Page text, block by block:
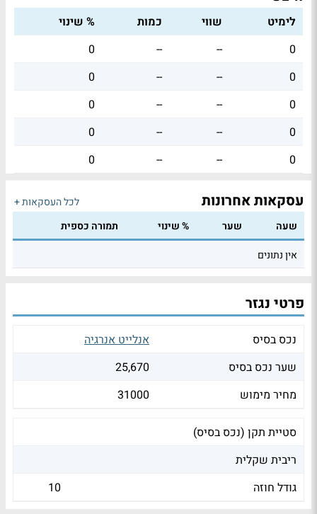
לימיט שווי כמות
% שינוי
0
--
--
0
0
--
--
0
0
--
--
0
0
--
--
0
0
--
--
0
עסקאות אחרונות
לכל העסקאות +
שעה
שער % שינוי
תמורה כספית
אין נתונים
פרטי נגזר
נכס בסיס
אנלייט אנרגיה
שער נכס בסיס
25,670
מחיר מימוש
31000
סטיית תקן (נכס בסיס)
ריבית שקלית
גודל חוזה
10